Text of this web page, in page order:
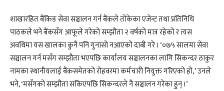
शाखारहित बैंकिङ सेवा सञ्चालन गर्न बैंकले तोकेका एजेन्ट तथा प्रतिनिधि
पाठकले भने बैंकसँग आफूले गरेको सम्झौता २ वर्षको मात्र रहेको र त्यस
अवधिमा यस खालका कुनै पनि गुनासो नआएको दाबी गरे । ‘०७५ सालमा सेवा
सञ्चालन गर्न मसँग सम्झौता भएपछि कार्यालय सञ्चालनका लागि सिकन्दर ठाकुर
नामका स्थानीयलाई बैंकसमेतको रोहवरमा कर्मचारी नियुक्त गरिएको हो,’ उनले
भने, ‘मसँगको सम्झौता सकिएपछि सिकन्दरले नै सञ्चालन गरेका हुन् ।’